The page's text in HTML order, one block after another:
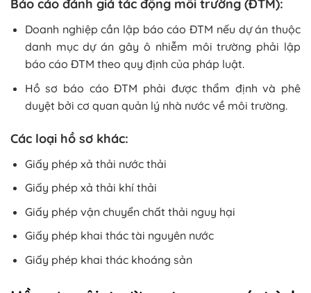
Báo cáo đánh giá tác động môi trường (ĐTM):
Doanh nghiệp cần lập báo cáo ĐTM nếu dự án thuộc
danh mục dự án gây ô nhiễm môi trường phải lập
báo cáo ĐTM theo quy định của pháp luật.
Hồ sơ báo cáo ĐTM phải được thẩm định và phê
duyệt bởi cơ quan quản lý nhà nước về môi trường.
Các loại hồ sơ khác:
Giấy phép xả thải nước thải
Giấy phép xả thải khí thải
Giấy phép vận chuyển chất thải nguy hại
Giấy phép khai thác tài nguyên nước
Giấy phép khai thác khoáng sản